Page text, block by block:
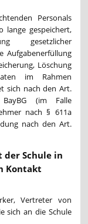
Personals
lange gespeichert,
gesetzlicher
Aufgabenerfüllung
Löschung
im Rahmen
sich nach den Art.
(im Falle
nach § 611a
nach den Art.
der Schule in
Kontakt
Vertreter von
sich an die Schule